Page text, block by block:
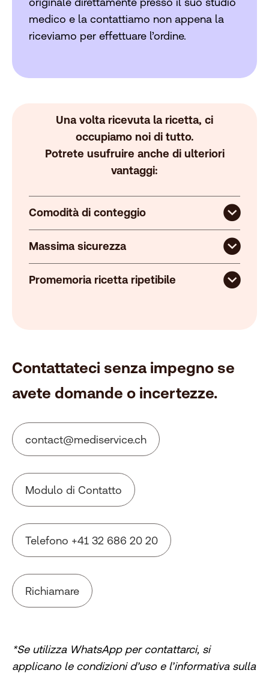
medico e la contattiamo non appena la
riceviamo per effettuare l’ordine.
Una volta ricevuta la ricetta, ci
occupiamo noi di tutto.
Potrete usufruire anche di ulteriori
vantaggi:
Comodità di conteggio
Massima sicurezza
Promemoria ricetta ripetibile
Contattateci senza impegno se
avete domande o incertezze.
c nt ct m d s rvc ch
Modulo di Contatto
Telefono +41 32 686 20 20
Richiamare
*Se utilizza WhatsApp per contattarci, si
applicano le condizioni d’uso e l’informativa sulla